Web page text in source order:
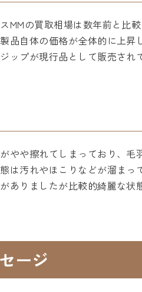
MMの買取相場は数年前と比
品自体の価格が全体的に上
ップが現行品として販売さ
やや擦れてしまっており、
は汚れやほこりなどが溜ま
ありましたが比較的綺麗な状
ージ